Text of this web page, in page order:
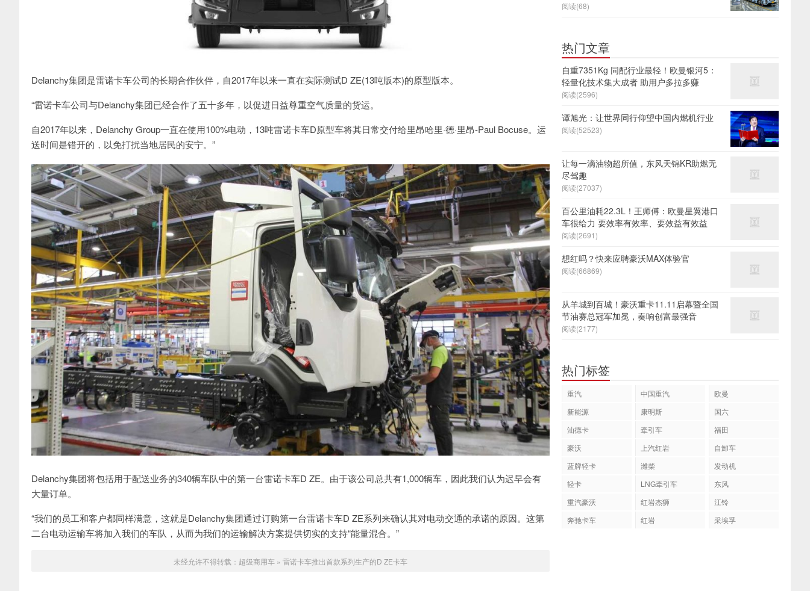
Delanchy集团是雷诺卡车公司的长期合作伙伴，自2017年以来一直在实际测试D ZE(13吨版本)的原型版本。
“雷诺卡车公司与Delanchy集团已经合作了五十多年，以促进日益尊重空气质量的货运。
自2017年以来，Delanchy Group一直在使用100%电动，13吨雷诺卡车D原型车将其日常交付给里昂哈里·德·里昂-Paul Bocuse。运
送时间是错开的，以免打扰当地居民的安宁。”
Delanchy集团将包括用于配送业务的340辆车队中的第一台雷诺卡车D ZE。由于该公司总共有1,000辆车，因此我们认为迟早会有
大量订单。
“我们的员工和客户都同样满意，这就是Delanchy集团通过订购第一台雷诺卡车D ZE系列来确认其对电动交通的承诺的原因。这第
二台电动运输车将加入我们的车队，从而为我们的运输解决方案提供切实的支持“能量混合。”
未经允许不得转载： 超级商用车 » 雷诺卡车推出首款系列生产的D ZE卡车
阅读(68)
热门文章
自重7351Kg 同配行业最轻！欧曼银河5：
轻量化技术集大成者 助用户多拉多赚
阅读(2596)
谭旭光：让世界同行仰望中国内燃机行业
阅读(52523)
让每一滴油物超所值，东风天锦KR助燃无
尽驾趣
阅读(27037)
百公里油耗22.3L！王师傅：欧曼星翼港口
车很给力 要效率有效率、要效益有效益
阅读(2691)
想红吗？快来应聘豪沃MAX体验官
阅读(66869)
从羊城到百城！豪沃重卡11.11启幕暨全国
节油赛总冠军加冕，奏响创富最强音
阅读(2177)
热门标签
重汽 中国重汽
欧曼
新能源
康明斯
国六
汕德卡
牵引车
福田
豪沃
上汽红岩
自卸车
蓝牌轻卡
潍柴
发动机
轻卡
LNG牵引车
东风
重汽豪沃
红岩杰狮
江铃
奔驰卡车
红岩 采埃孚